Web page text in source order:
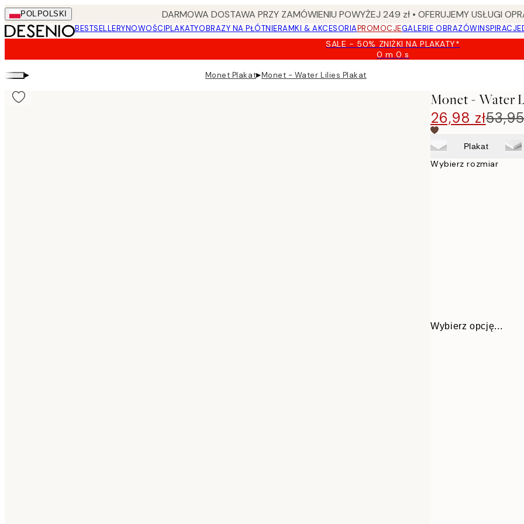
Skip
to
main
POL POLSKI DARMOWA DOSTAWA PRZY ZAMÓWIENIU POWYŻEJ 249 zł • OFERUJEMY USŁUGI
BESTSELLERYNOWOŚCIPLAKATYOBRAZY NA PŁÓTNIERAMKI & AKCESORIAPROMOCJEGALERIE OBRAZÓWINSPIRACJE
SALE - 50% ZNIŻKI NA PLAKATY*
0 m0 s
Ważny
▸ Monet Plakat▸Monet - Water Lilies Plakat
Monet - Water
26,98 zł
Plakat
Wybierz rozmiar
Wybierz opcję...